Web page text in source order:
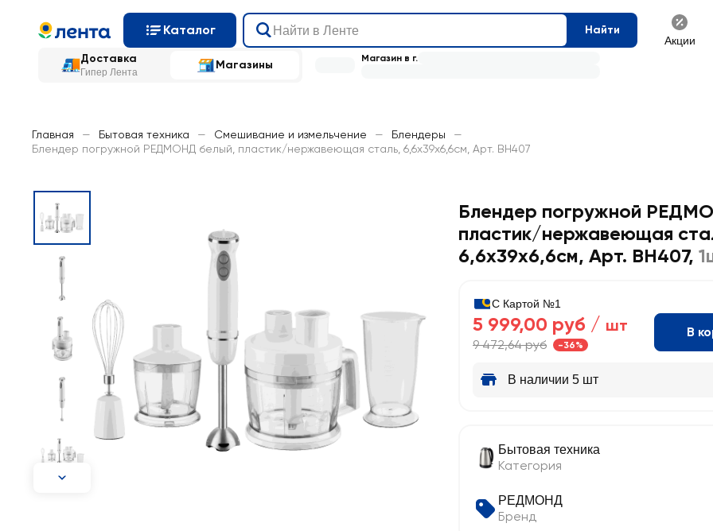
Каталог Найти
Акции
Доставка
Гипер Лента
Магазины Магазин в г.
Главная — Бытовая техника — Смешивание и измельчение — Блендеры
—
Блендер погружной РЕДМОНД белый, пластик/нержавеющая сталь, 6,6х39х6,6см, Арт. BH407
Блендер погружной
пластик/нержавеющая
6,6х39х6,6см, Арт. BH407,
С Картой №1
5 999,00 руб / шт
9 472,64 руб -36%
В
В наличии 5 шт
Бытовая техника
Категория
РЕДМОНД
Бренд